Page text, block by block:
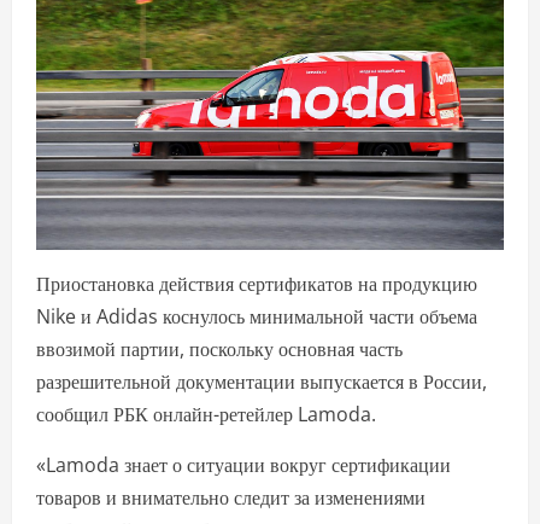
Приостановка действия сертификатов на продукцию
Nike и Adidas коснулось минимальной части объема
ввозимой партии, поскольку основная часть
разрешительной документации выпускается в России,
сообщил РБК онлайн-ретейлер Lamoda.
«Lamoda знает о ситуации вокруг сертификации
товаров и внимательно следит за изменениями